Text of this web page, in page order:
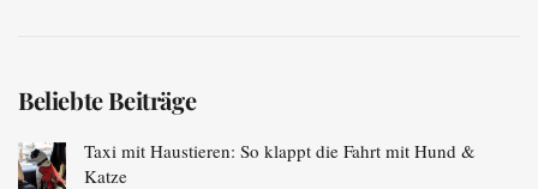
Beliebte Beiträge
Taxi mit Haustieren: So klappt die Fahrt mit Hund &
Katze